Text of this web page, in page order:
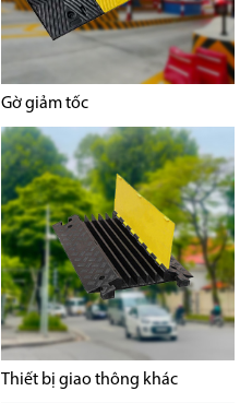
Gờ giảm tốc
Thiết bị giao thông khác